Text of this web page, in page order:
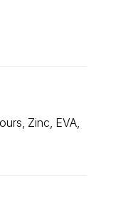
Zinc, EVA,